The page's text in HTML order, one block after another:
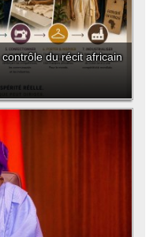
du récit africain